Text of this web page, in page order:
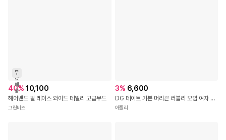
무
료
배
송
40% 10,100
헤어밴드 펄 레이스 와이드 데일리 고급무드
그린비즈
3% 6,600
DG 데이트 기본 머리끈 러블리 모임 여자 진주 헤어 밴드 여성 악세서리 파티 베이직 헤어
아폴리